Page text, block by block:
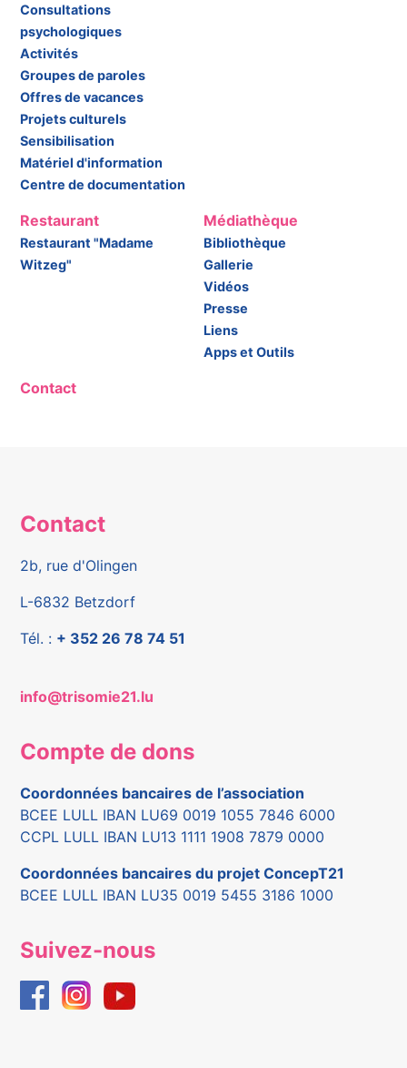
Consultations
psychologiques
Activités
Groupes de paroles
Offres de vacances
Projets culturels
Sensibilisation
Matériel d'information
Centre de documentation
Restaurant
Restaurant "Madame
Witzeg"
Médiathèque
Bibliothèque
Gallerie
Vidéos
Presse
Liens
Apps et Outils
Contact
Contact
2b, rue d'Olingen
L-6832 Betzdorf
Tél. : + 352 26 78 74 51
info@trisomie21.lu
Compte de dons
Coordonnées bancaires de l’association
BCEE LULL IBAN LU69 0019 1055 7846 6000
CCPL LULL IBAN LU13 1111 1908 7879 0000
Coordonnées bancaires du projet ConcepT21
BCEE LULL IBAN LU35 0019 5455 3186 1000
Suivez-nous